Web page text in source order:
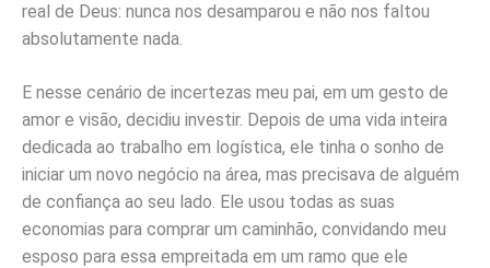
real de Deus: nunca nos desamparou e não nos faltou
absolutamente nada.
E nesse cenário de incertezas meu pai, em um gesto de
amor e visão, decidiu investir. Depois de uma vida inteira
dedicada ao trabalho em logística, ele tinha o sonho de
iniciar um novo negócio na área, mas precisava de alguém
de confiança ao seu lado. Ele usou todas as suas
economias para comprar um caminhão, convidando meu
esposo para essa empreitada em um ramo que ele